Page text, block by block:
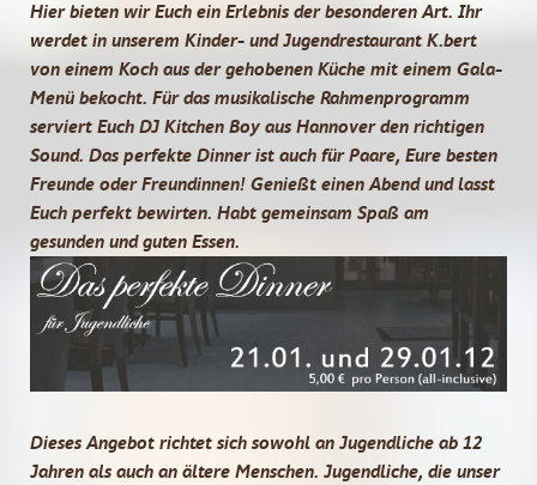
Hier bieten wir Euch ein Erlebnis der besonderen Art. Ihr
werdet in unserem Kinder- und Jugendrestaurant K.bert
von einem Koch aus der gehobenen Küche mit einem Gala-
Menü bekocht. Für das musikalische Rahmenprogramm
serviert Euch DJ Kitchen Boy aus Hannover den richtigen
Sound. Das perfekte Dinner ist auch für Paare, Eure besten
Freunde oder Freundinnen! Genießt einen Abend und lasst
Euch perfekt bewirten. Habt gemeinsam Spaß am
gesunden und guten Essen.
Dieses Angebot richtet sich sowohl an Jugendliche ab 12
Jahren als auch an ältere Menschen. Jugendliche, die unser